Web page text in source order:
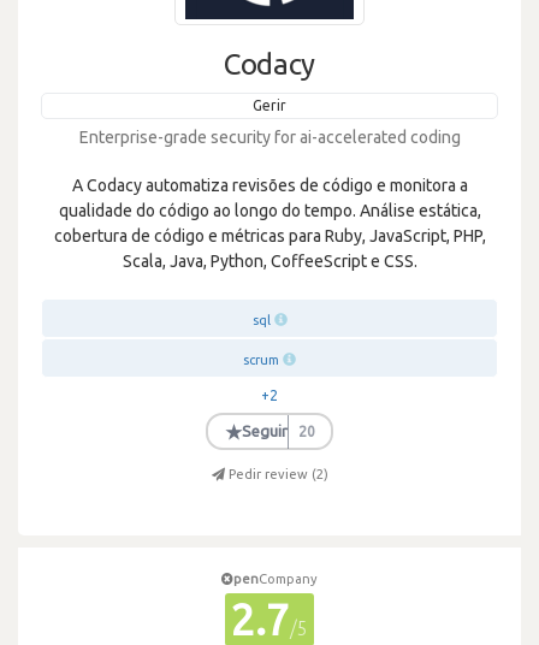
Codacy
Gerir
Enterprise-grade security for ai-accelerated coding
A Codacy automatiza revisões de código e monitora a
qualidade do código ao longo do tempo. Análise estática,
cobertura de código e métricas para Ruby, JavaScript, PHP,
Scala, Java, Python, CoffeeScript e CSS.
sql
scrum
+2
★Seguir 20
Pedir review (2)
penCompany
2.7/5